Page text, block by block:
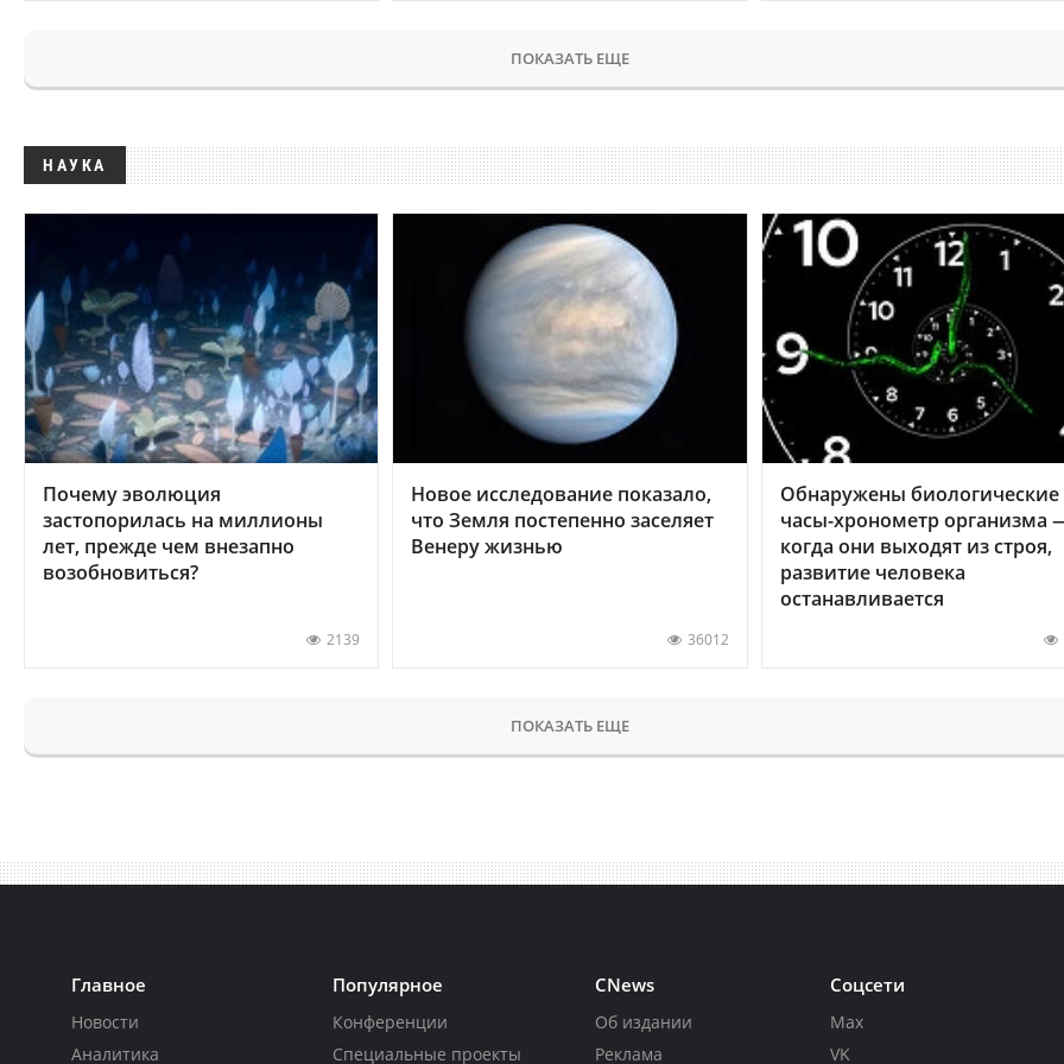
ПОКАЗАТЬ ЕЩЕ
НАУКА
Почему эволюция
застопорилась на миллионы
лет, прежде чем внезапно
возобновиться?
2139
Новое исследование показало,
что Земля постепенно заселяет
Венеру жизнью
36012
Обнаружены биологические
часы-хронометр организма
когда они выходят из строя,
развитие человека
останавливается
ПОКАЗАТЬ ЕЩЕ
Главное
Новости
Аналитика
Популярное
Конференции
Специальные проекты
CNews
Об издании
Реклама
Соцсети
Max
VK